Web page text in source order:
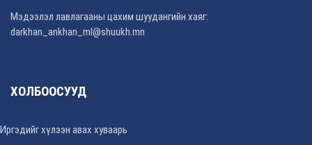
Мэдээлэл лавлагааны цахим шуудангийн хаяг:
darkhan_ankhan_ml@shuukh.mn
ХОЛБООСУУД
Иргэдийг хүлээн авах хуваарь